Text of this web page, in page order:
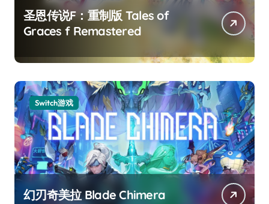
圣恩传说F：重制版 Tales of
Graces f Remastered
Switch游戏
幻刃奇美拉 Blade Chimera